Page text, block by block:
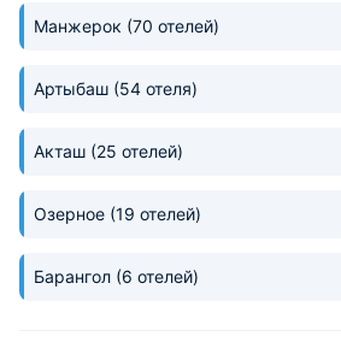
Манжерок (70 отелей)
Артыбаш (54 отеля)
Акташ (25 отелей)
Озерное (19 отелей)
Барангол (6 отелей)